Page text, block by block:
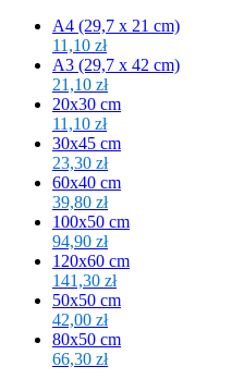
A4 (29,7 x 21 cm)
11,10 zł
A3 (29,7 x 42 cm)
21,10 zł
20x30 cm
11,10 zł
30x45 cm
23,30 zł
60x40 cm
39,80 zł
100x50 cm
94,90 zł
120x60 cm
141,30 zł
50x50 cm
42,00 zł
80x50 cm
66,30 zł